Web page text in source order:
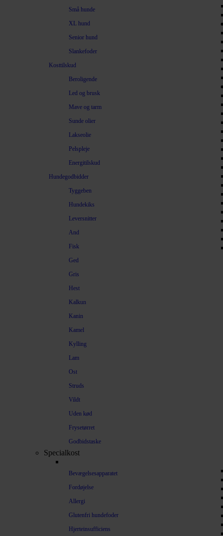
Små hunde
XL hund
Senior hund
Slankefoder
Kosttilskud
Beroligende
Led og brusk
Mave og tarm
Sunde olier
Lakseolie
Pelspleje
Energitilskud
Hundegodbidder
Tyggeben
Hundekiks
Leversnitter
And
Fisk
Ged
Gris
Hest
Kalkun
Kanin
Kamel
Kylling
Lam
Ost
Struds
Vildt
Uden kød
Frysetørret
Godbidstaske
Specialkost
Bevægelsesapparatet
Fordøjelse
Allergi
Glutenfri hundefoder
Hjerteinsufficiens